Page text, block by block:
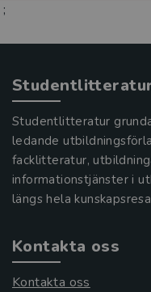
;
Studentlitteratur
ledande
facklitteratur,
informationstjänster i
längs hela
Kontakta oss
Kontakta oss